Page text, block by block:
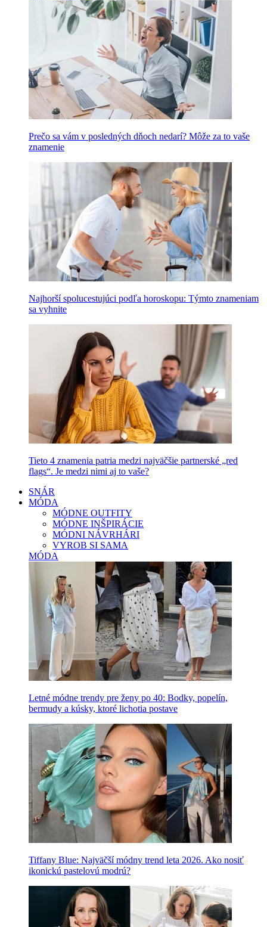
Prečo sa vám v posledných dňoch nedarí? Môže za to vaše
znamenie
Najhorší spolucestujúci podľa horoskopu: Týmto znameniam
sa vyhnite
Tieto 4 znamenia patria medzi najväčšie partnerské „red
flags“. Je medzi nimi aj to vaše?
SNÁR
MÓDA
MÓDNE OUTFITY
MÓDNE INŠPIRÁCIE
MÓDNI NÁVRHÁRI
VYROB SI SAMA
MÓDA
Letné módne trendy pre ženy po 40: Bodky, popelín,
bermudy a kúsky, ktoré lichotia postave
Tiffany Blue: Najväčší módny trend leta 2026. Ako nosiť
ikonickú pastelovú modrú?